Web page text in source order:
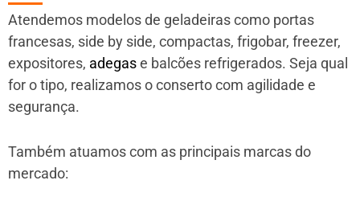
Atendemos modelos de geladeiras como portas
francesas, side by side, compactas, frigobar, freezer,
expositores, adegase balcões refrigerados. Seja qual
for o tipo, realizamos o conserto com agilidade e
segurança.
Também atuamos com as principais marcas do
mercado: